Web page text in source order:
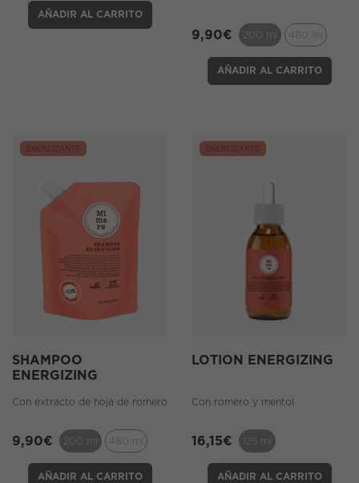
AÑADIR AL CARRITO
9,90€ 200 ml 480 ml
AÑADIR AL CARRITO
ENERGIZANTE
SHAMPOO
ENERGIZING
Con extracto de hoja de romero
9,90€ 200 ml 480 ml
AÑADIR AL CARRITO
ENERGIZANTE
LOTION ENERGIZING
Con romero y mentol
16,15€ 125 ml
AÑADIR AL CARRITO